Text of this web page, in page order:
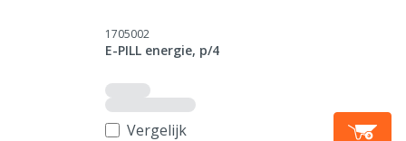
1705002
E-PILL energie, p/4
Vergelijk